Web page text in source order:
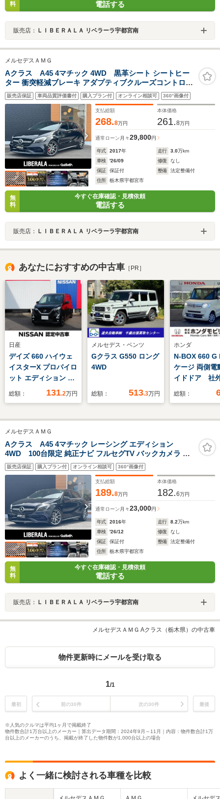
料
電話する
販売店： ＬＩＢＥＲＡＬＡ リベラーラ宇都宮南
メルセデスＡＭＧ
Aクラス A45 4マチック 4WD 黒革シート シートヒー
ター 衝突軽減ブレーキ アダプティブクルーズコントロー
ル ブラインドスポットモニター 純正ナビ AppleCarPlay
フルセグTV バックカメラ クリアランスソナー LEDヘッ
ドライト オートライト
販売店保証 車両品質評価書付 購入プラン付 オンライン相談可 360°画像付
支払総額
268.8万円
本体価格
261.8万円
通常ローン 月々29,800円
年式 2017年 走行 3.0万km
車検
'26/09 修復
なし
保証
保証付 整備
法定整備付
住所
栃木県宇都宮市
無
料
今すぐ在庫確認・見積依頼
電話する
販売店： ＬＩＢＥＲＡＬＡ リベラーラ宇都宮南
あなたにおすすめの中古車 ［PR］
日産
デイズ 660 ハイウェ
イスターX プロパイロ
ット エディション 純
正9インチナビ アラ
ナビ電動ドライブレコ
ーダー前後 インテリ
ジェントキー
ETC2.0
総額： 131.2万円
メルセデス・ベンツ
Gクラス G550 ロング
4WD
総額： 513.3万円
ホンダ
N-BOX 660 G
ケージ 両側電
イドドア 社
ワンセグ
総額：
メルセデスＡＭＧ
Aクラス A45 4マチック レーシング エディション
4WD 100台限定 純正ナビ フルセグTV バックカメラ ク
リアランスソナー LEDヘッドライト オートライト オート
ハイビーム シートヒーター クルーズコントロール ブライ
ンドスポットモニター アイドリングストップ
販売店保証 購入プラン付 オンライン相談可 360°画像付
支払総額
189.8万円
本体価格
182.6万円
通常ローン 月々23,000円
年式 2016年 走行 8.2万km
車検
'26/12 修復
なし
保証
保証付 整備
法定整備付
住所
栃木県宇都宮市
無
料
今すぐ在庫確認・見積依頼
電話する
販売店： ＬＩＢＥＲＡＬＡ リベラーラ宇都宮南
メルセデスＡＭＧ Aクラス（栃木県）の中古車
物件更新時にメールを受け取る
1/1
最初 前の30件 次の30件 最後
※人気のクルマは平均1ヶ月で掲載終了
物件数合計1万台以上のメーカー｜算出データ期間：2024年9月～11月｜内容：物件数合計1万
台以上のメーカーのうち、掲載が終了した物件数が1,000台以上の場合
よく一緒に検討される車種を比較